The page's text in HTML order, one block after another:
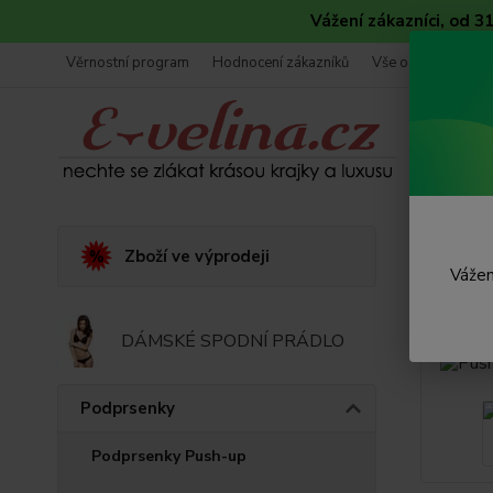
Vážení zákazníci, od
Věrnostní program Hodnocení zákazníků Vše o nákupu
Zboží ve výprodeji
DÁMSKÉ SPODNÍ PRÁDLO
Podprsenky
Podprsenky Push-up